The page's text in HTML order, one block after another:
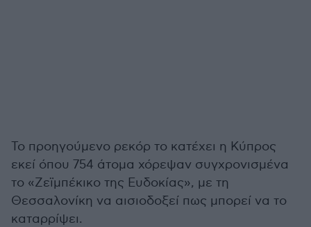
Το προηγούμενο ρεκόρ το κατέχει η Κύπρος
εκεί όπου 754 άτομα χόρεψαν συγχρονισμένα
το «Ζεϊμπέκικο της Ευδοκίας», με τη
Θεσσαλονίκη να αισιοδοξεί πως μπορεί να το
καταρρίψει.